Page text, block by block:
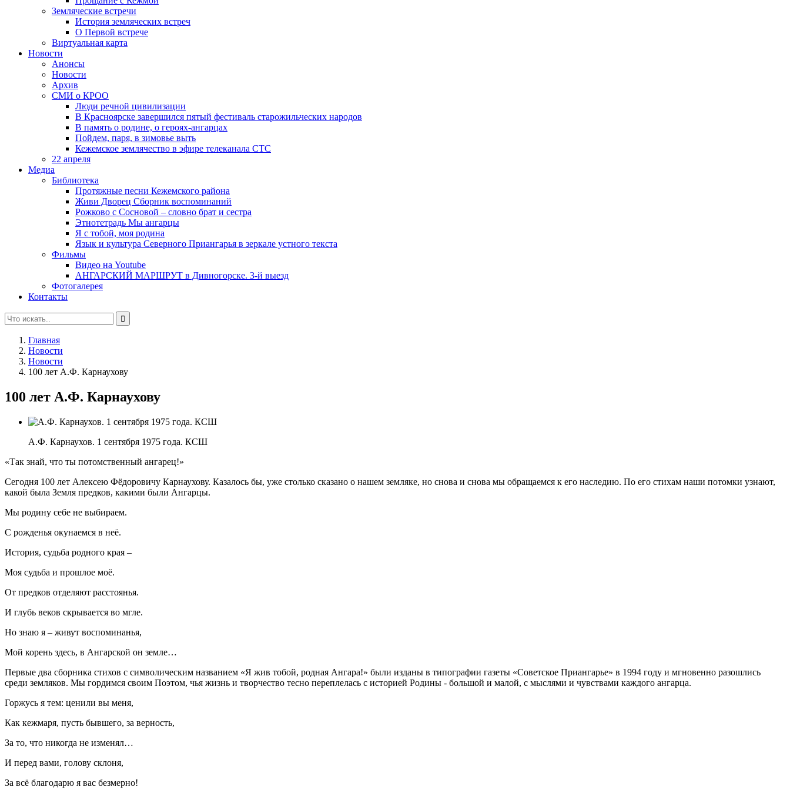
Земляческие встречи
История земляческих встреч
О Первой встрече
Виртуальная карта
Новости
Анонсы
Новости
Архив
СМИ о КРОО
Люди речной цивилизации
В Красноярске завершился пятый фестиваль старожильческих народов
В память о родине, о героях-ангарцах
Пойдем, паря, в зимовье выть
Кежемское землячество в эфире телеканала СТС
22 апреля
Медиа
Библиотека
Протяжные песни Кежемского района
Живи Дворец Сборник воспоминаний
Рожково с Сосновой – словно брат и сестра
Этнотетрадь Мы ангарцы
Я с тобой, моя родина
Язык и культура Северного Приангарья в зеркале устного текста
Фильмы
Видео на Youtube
АНГАРСКИЙ МАРШРУТ в Дивногорске. 3-й выезд
Фотогалерея
Контакты
Главная
Новости
Новости
100 лет А.Ф. Карнаухову
100 лет А.Ф. Карнаухову
А.Ф. Карнаухов. 1 сентября 1975 года. КСШ
«Так знай, что ты потомственный ангарец!»
Сегодня 100 лет Алексею Фёдоровичу Карнаухову. Казалось бы, уже столько сказано о нашем земляке, но снова и снова мы обращаемся к его наследию. По его стихам наши потомки узнают,
какой была Земля предков, какими были Ангарцы.
Мы родину себе не выбираем.
С рожденья окунаемся в неё.
История, судьба родного края –
Моя судьба и прошлое моё.
От предков отделяют расстоянья.
И глубь веков скрывается во мгле.
Но знаю я – живут воспоминанья,
Мой корень здесь, в Ангарской он земле…
Первые два сборника стихов с символическим названием «Я жив тобой, родная Ангара!» были изданы в типографии газеты «Советское Приангарье» в 1994 году и мгновенно разошлись
среди земляков. Мы гордимся своим Поэтом, чья жизнь и творчество тесно переплелась с историей Родины - большой и малой, с мыслями и чувствами каждого ангарца.
Горжусь я тем: ценили вы меня,
Как кежмаря, пусть бывшего, за верность,
За то, что никогда не изменял…
И перед вами, голову склоня,
За всё благодарю я вас безмерно!